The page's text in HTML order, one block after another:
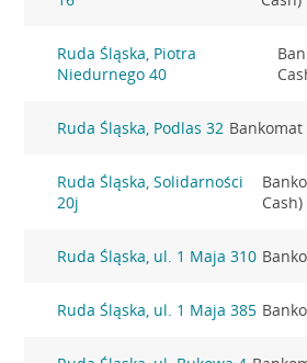
Ruda Śląska, Piotra
Niedurnego 40
Ruda Śląska, Podlas 32 Bankomat
Ruda Śląska, Solidarności
20j
Cash)
Ruda Śląska, ul. 1 Maja 310
Ruda Śląska, ul. 1 Maja 385